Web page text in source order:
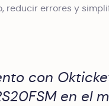
errores y
con
en el